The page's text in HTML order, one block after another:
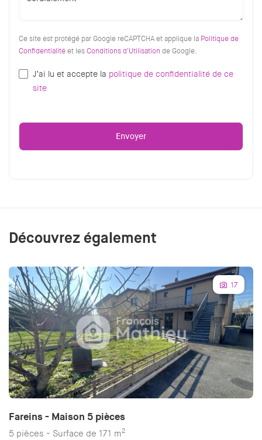
Ce site est protégé par Google reCAPTCHA et applique la Politique de
Confidentialitéet lesConditions d'Utilisation de Google.
J’ai lu et accepte la politique de confidentialité de ce
site
Découvrez également
17
Fareins - Maison 5 pièces
5 pièces - Surface de 171 m2